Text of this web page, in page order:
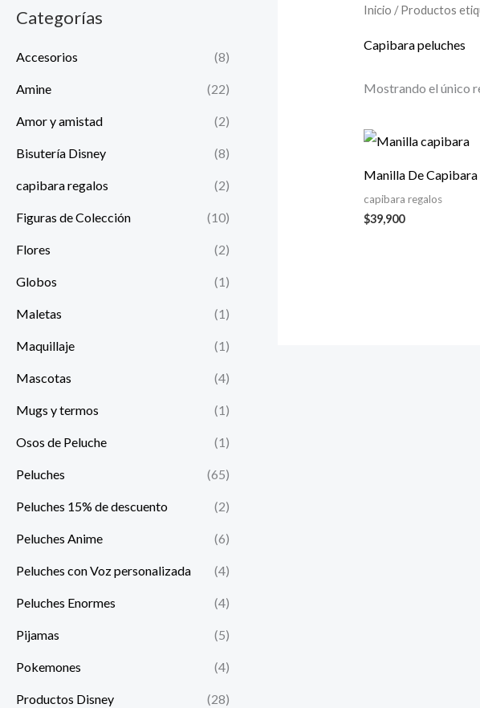
Categorías
Accesorios (8)
Amine (22)
Amor y amistad (2)
Bisutería Disney (8)
capibara regalos (2)
Figuras de Colección (10)
Flores (2)
Globos (1)
Maletas (1)
Maquillaje (1)
Mascotas (4)
Mugs y termos (1)
Osos de Peluche (1)
Peluches (65)
Peluches 15% de descuento (2)
Peluches Anime (6)
Peluches con Voz personalizada (4)
Peluches Enormes (4)
Pijamas (5)
Pokemones (4)
Productos Disney (28)
Inicio / Productos
Capibara peluches
Mostrando el único
Manilla De Capibara
capibara regalos
$39,900